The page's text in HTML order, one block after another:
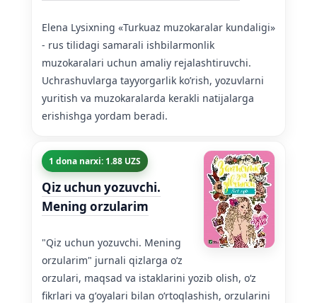
Elena Lysixning «Turkuaz muzokaralar kundaligi»
- rus tilidagi samarali ishbilarmonlik
muzokaralari uchun amaliy rejalashtiruvchi.
Uchrashuvlarga tayyorgarlik ko’rish, yozuvlarni
yuritish va muzokaralarda kerakli natijalarga
erishishga yordam beradi.
1 dona narxi: 1.88 UZS
Qiz uchun yozuvchi.
Mening orzularim
"Qiz uchun yozuvchi. Mening
orzularim" jurnali qizlarga oʻz
orzulari, maqsad va istaklarini yozib olish, oʻz
fikrlari va gʻoyalari bilan oʻrtoqlashish, orzularini